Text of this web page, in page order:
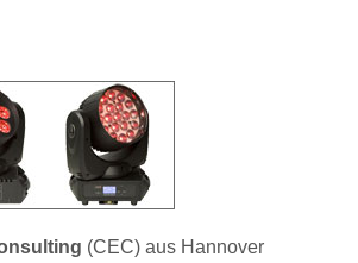
(CEC) aus Hannover